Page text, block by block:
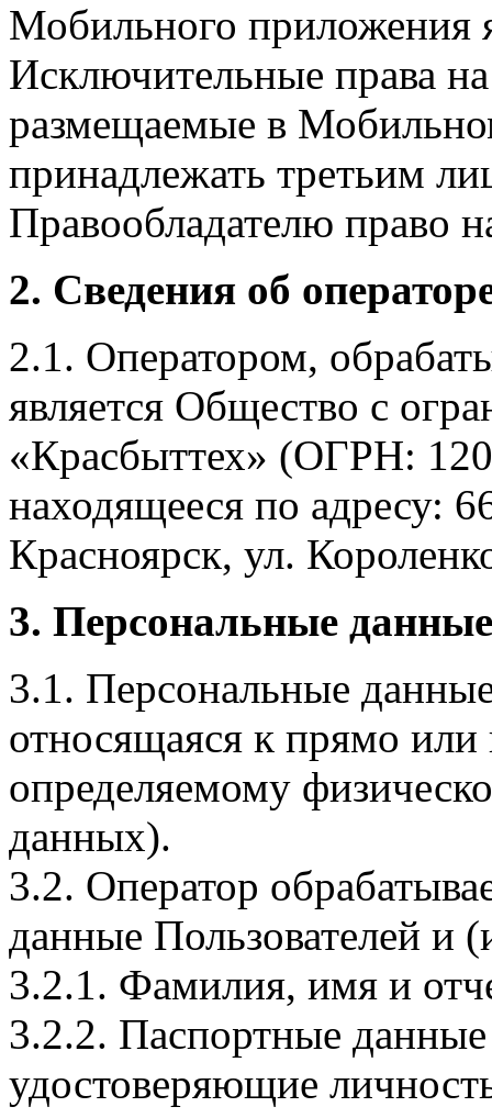
Мобильного приложения
Исключительные права
размещаемые в
принадлежать третьим
Правообладателю право
2. Сведения об
2.1. Оператором,
является Общество с
«Красбыттех» (ОГРН:
находящееся по адресу:
Красноярск, ул.
3. Персональные
3.1. Персональные
относящаяся к прямо
определяемому
данных).
3.2. Оператор
данные Пользователей и
3.2.1. Фамилия, имя и
3.2.2. Паспортные
удостоверяющие